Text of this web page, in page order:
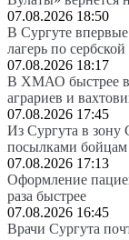
07.08.2026 18:50
В Сургуте впервые
лагерь по
07.08.2026 18:17
В ХМАО быстрее
аграриев и
07.08.2026 17:45
Из Сургута в
посылками бойцам
07.08.2026 17:13
Оформление
раза быстрее
07.08.2026 16:45
Врачи Сургута